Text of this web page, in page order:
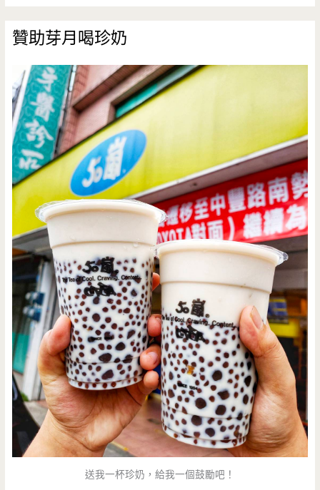
贊助芽月喝珍奶
送我一杯珍奶，給我一個鼓勵吧！